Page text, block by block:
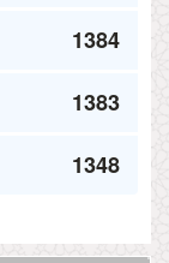
1384
1383
1348